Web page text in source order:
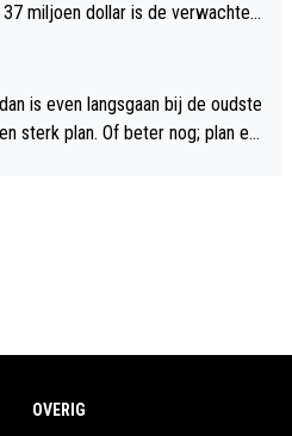
miljoen dollar is de verwachte
is even langsgaan bij de oudste
beter nog; plan ee
OVERIG